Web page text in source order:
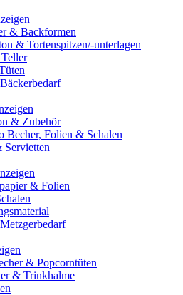
& Backformen
& Tortenspitzen/-unterlagen
& Zubehör
Becher, Folien & Schalen
Servietten
& Folien
& Popcorntüten
& Trinkhalme